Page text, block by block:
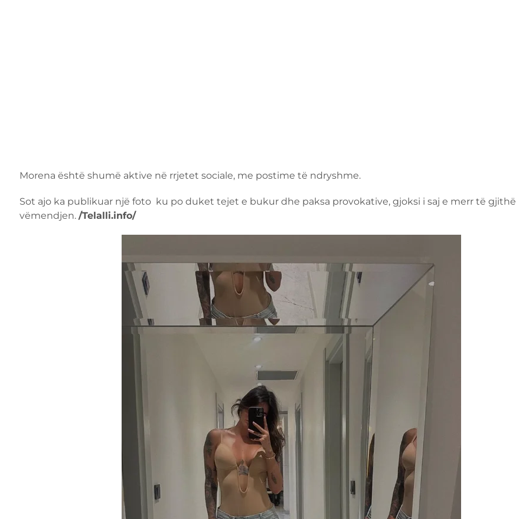
Morena është shumë aktive në rrjetet sociale, me postime të ndryshme.
Sot ajo ka publikuar një foto ku po duket tejet e bukur dhe paksa provokative, gjoksi i saj e merr të gjithë
vëmendjen./Telalli.info/